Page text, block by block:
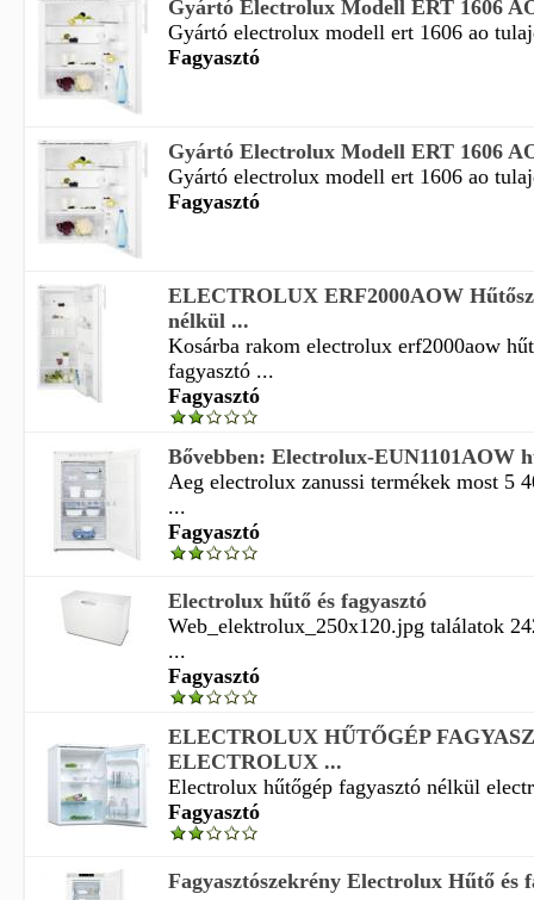
Gyártó Electrolux Modell ERT 1606
Gyártó electrolux modell ert 1606 ao
Fagyasztó
Gyártó Electrolux Modell ERT 1606
Gyártó electrolux modell ert 1606 ao
Fagyasztó
ELECTROLUX ERF2000AOW
nélkül ...
Kosárba rakom electrolux erf2000aow
fagyasztó ...
Fagyasztó
Bővebben: Electrolux-EUN1101AOW
Aeg electrolux zanussi termékek most 5
...
Fagyasztó
Electrolux hűtő és fagyasztó
Web_elektrolux_250x120.jpg találatok
...
Fagyasztó
ELECTROLUX HŰTŐGÉP
ELECTROLUX ...
Electrolux hűtőgép fagyasztó nélkül
Fagyasztó
Fagyasztószekrény Electrolux Hűtő és